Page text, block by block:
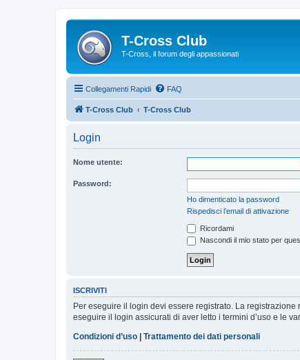
T-Cross Club
T-Cross, il forum degli appassionati
Collegamenti Rapidi FAQ
T-Cross Club T-Cross Club
Login
Nome utente:
Password:
Ho dimenticato la password
Rispedisci l’email di attivazione
Ricordami
Nascondi il mio stato per
ISCRIVITI
Per eseguire il login devi essere registrato. La
eseguire il login assicurati di aver letto i termini d’uso e le
Condizioni d’uso
Trattamento dei dati personali